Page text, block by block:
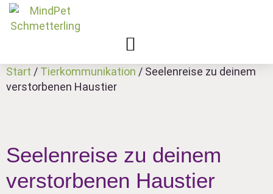
Zum
Inhalt
Start / Tierkommunikation / Seelenreise zu deinem
verstorbenen Haustier
Seelenreise zu deinem
verstorbenen Haustier